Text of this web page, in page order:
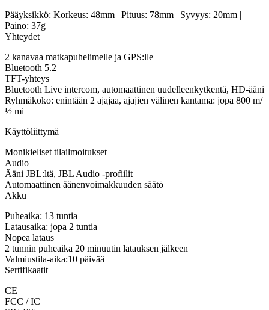
Pääyksikkö: Korkeus: 48mm | Pituus: 78mm | Syvyys: 20mm |
Paino: 37g
Yhteydet
2 kanavaa matkapuhelimelle ja GPS:lle
Bluetooth 5.2
TFT-yhteys
Bluetooth Live intercom, automaattinen uudelleenkytkentä, HD-ääni
Ryhmäkoko: enintään 2 ajajaa, ajajien välinen kantama: jopa 800 m/
½ mi
Käyttöliittymä
Monikieliset tilailmoitukset
Audio
Ääni JBL:ltä, JBL Audio -profiilit
Automaattinen äänenvoimakkuuden säätö
Akku
Puheaika: 13 tuntia
Latausaika: jopa 2 tuntia
Nopea lataus
2 tunnin puheaika 20 minuutin latauksen jälkeen
Valmiustila-aika:10 päivää
Sertifikaatit
CE
FCC / IC